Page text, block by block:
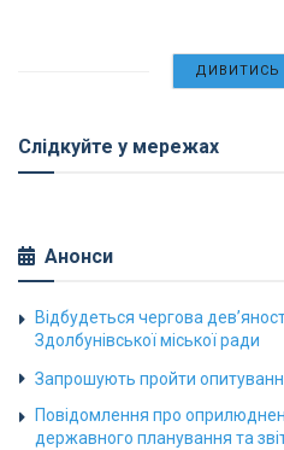
ДИВИТИСЬ
Слідкуйте у мережах
Анонси
Відбудеться чергова
Здолбунівської міської ради
Запрошують пройти
Повідомлення про
державного планування та